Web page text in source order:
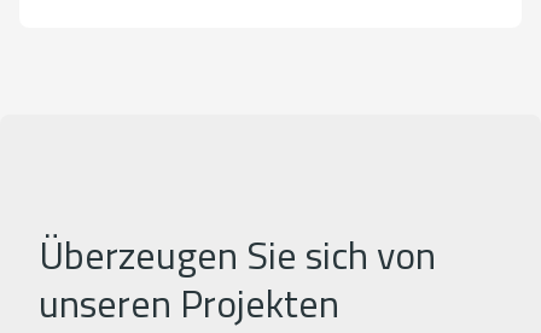
Überzeugen Sie sich von
unseren Projekten